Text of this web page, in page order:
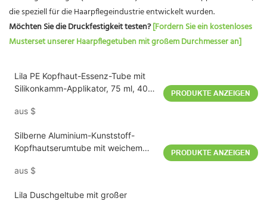
die speziell für die Haarpflegeindustrie entwickelt wurden.
Möchten Sie die Druckfestigkeit testen?[Fordern Sie ein kostenloses
Musterset unserer Haarpflegetuben mit großem Durchmesser an]
Lila PE Kopfhaut-Essenz-Tube mit
Silikonkamm-Applikator, 75 ml, 40
aus $
PRODUKTE ANZEIGEN
Silberne Aluminium-Kunststoff-
Kopfhautserumtube mit weichem
aus $
PRODUKTE ANZEIGEN
Lila Duschgeltube mit großer